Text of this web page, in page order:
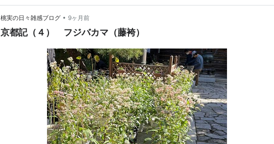
桃実の日々雑感ブログ • 9ヶ月前
京都記（４） フジバカマ（藤袴）